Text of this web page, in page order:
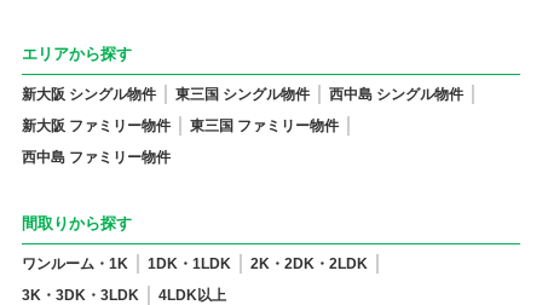
エリアから探す
新大阪 シングル物件 東三国 シングル物件
西中島 シングル物件
新大阪 ファミリー物件
東三国 ファミリー物件
西中島 ファミリー物件
間取りから探す
ワンルーム・1K 1DK・1LDK
2K・2DK・2LDK
3K・3DK・3LDK
4LDK以上